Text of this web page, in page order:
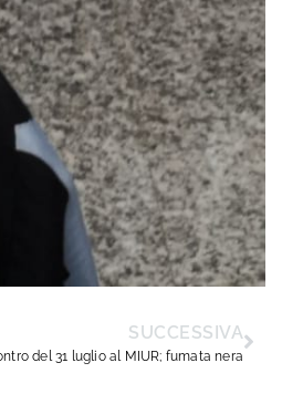
SUCCESSIVA
del 31 luglio al MIUR; fumata nera